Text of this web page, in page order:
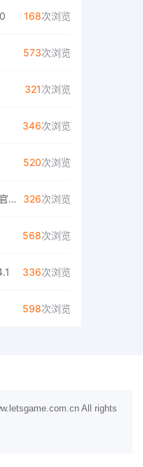
168次浏览
573次浏览
321次浏览
346次浏览
520次浏览
波比的游戏时间第四章试玩版官网免费版 V1.0 326次浏览
568次浏览
336次浏览
598次浏览
All rights